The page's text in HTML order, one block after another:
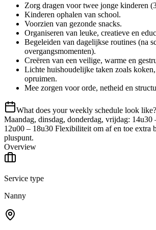
Zorg dragen voor twee jonge kinderen
Kinderen ophalen van school.
Voorzien van gezonde snacks.
Organiseren van leuke, creatieve en
Begeleiden van dagelijkse routines (na
overgangsmomenten).
Creëren van een veilige, warme en
Lichte huishoudelijke taken zoals
opruimen.
Mee zorgen voor orde, netheid en
What does your weekly schedule look like?
Maandag, dinsdag, donderdag, vrijdag: 14u30
12u00 – 18u30 Flexibiliteit om af en toe extra
pluspunt.
Overview
Service type
Nanny